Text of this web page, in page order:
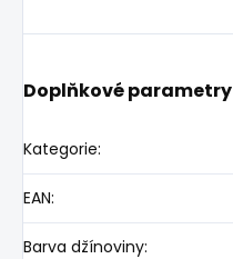
Doplňkové parametry
Kategorie:
EAN:
Barva džínoviny: